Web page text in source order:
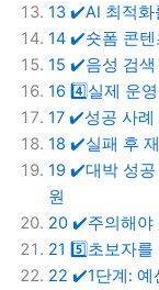
13 ✔️AI 최적화
14 ✔️숏폼 콘텐
15 ✔️음성 검색
16 4️⃣실제 운
17 ✔️성공 사례
18 ✔️실패 후
19 ✔️대박 성공
원
20 ✔️주의해야
21 5️⃣초보자를
22 ✔️1단계: 예